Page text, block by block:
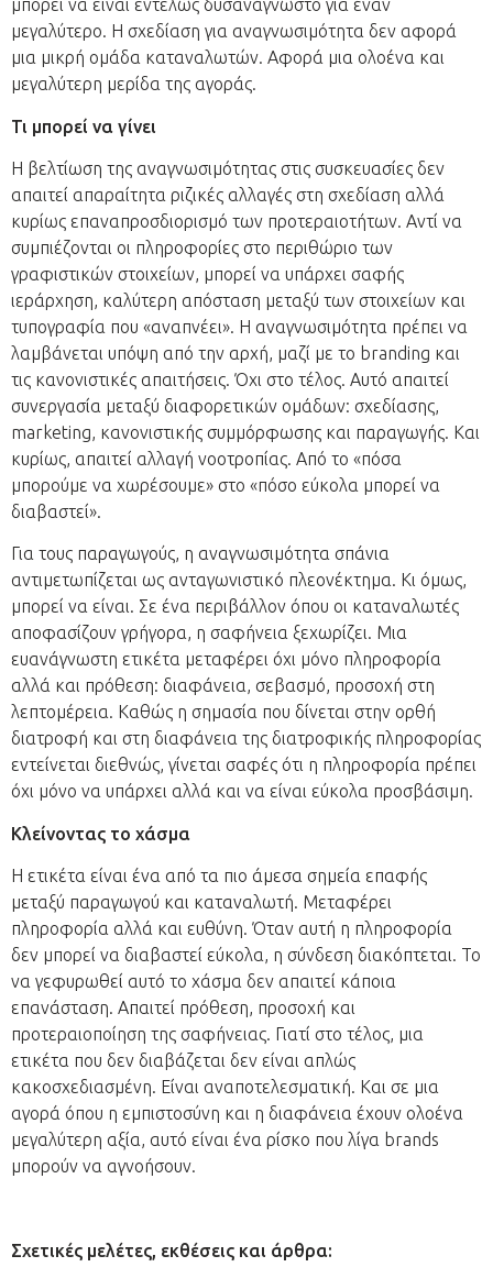
μπορεί να είναι εντελώς δυσανάγνωστο για έναν
μεγαλύτερο. Η σχεδίαση για αναγνωσιμότητα δεν αφορά
μια μικρή ομάδα καταναλωτών. Αφορά μια ολοένα και
μεγαλύτερη μερίδα της αγοράς.
Τι μπορεί να γίνει
Η βελτίωση της αναγνωσιμότητας στις συσκευασίες δεν
απαιτεί απαραίτητα ριζικές αλλαγές στη σχεδίαση αλλά
κυρίως επαναπροσδιορισμό των προτεραιοτήτων. Αντί να
συμπιέζονται οι πληροφορίες στο περιθώριο των
γραφιστικών στοιχείων, μπορεί να υπάρχει σαφής
ιεράρχηση, καλύτερη απόσταση μεταξύ των στοιχείων και
τυπογραφία που «αναπνέει». Η αναγνωσιμότητα πρέπει να
λαμβάνεται υπόψη από την αρχή, μαζί με το branding και
τις κανονιστικές απαιτήσεις. Όχι στο τέλος. Αυτό απαιτεί
συνεργασία μεταξύ διαφορετικών ομάδων: σχεδίασης,
marketing, κανονιστικής συμμόρφωσης και παραγωγής. Και
κυρίως, απαιτεί αλλαγή νοοτροπίας. Από το «πόσα
μπορούμε να χωρέσουμε» στο «πόσο εύκολα μπορεί να
διαβαστεί».
Για τους παραγωγούς, η αναγνωσιμότητα σπάνια
αντιμετωπίζεται ως ανταγωνιστικό πλεονέκτημα. Κι όμως,
μπορεί να είναι. Σε ένα περιβάλλον όπου οι καταναλωτές
αποφασίζουν γρήγορα, η σαφήνεια ξεχωρίζει. Μια
ευανάγνωστη ετικέτα μεταφέρει όχι μόνο πληροφορία
αλλά και πρόθεση: διαφάνεια, σεβασμό, προσοχή στη
λεπτομέρεια. Καθώς η σημασία που δίνεται στην ορθή
διατροφή και στη διαφάνεια της διατροφικής πληροφορίας
εντείνεται διεθνώς, γίνεται σαφές ότι η πληροφορία πρέπει
όχι μόνο να υπάρχει αλλά και να είναι εύκολα προσβάσιμη.
Κλείνοντας το χάσμα
Η ετικέτα είναι ένα από τα πιο άμεσα σημεία επαφής
μεταξύ παραγωγού και καταναλωτή. Μεταφέρει
πληροφορία αλλά και ευθύνη. Όταν αυτή η πληροφορία
δεν μπορεί να διαβαστεί εύκολα, η σύνδεση διακόπτεται. Το
να γεφυρωθεί αυτό το χάσμα δεν απαιτεί κάποια
επανάσταση. Απαιτεί πρόθεση, προσοχή και
προτεραιοποίηση της σαφήνειας. Γιατί στο τέλος, μια
ετικέτα που δεν διαβάζεται δεν είναι απλώς
κακοσχεδιασμένη. Είναι αναποτελεσματική. Και σε μια
αγορά όπου η εμπιστοσύνη και η διαφάνεια έχουν ολοένα
μεγαλύτερη αξία, αυτό είναι ένα ρίσκο που λίγα brands
μπορούν να αγνοήσουν.
Σχετικές μελέτες, εκθέσεις και άρθρα: